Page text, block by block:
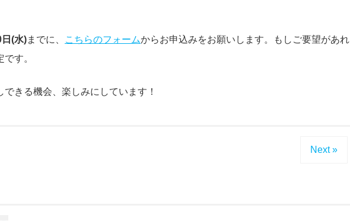
(水)までに、 こちらのフォームからお申込みをお願いします。もしご要望があれ
す。
できる機会、楽しみにしています！
Next »